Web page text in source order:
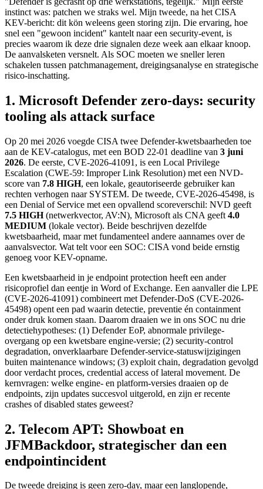
instinct was: patchen we straks wel. Mijn tweede, na het CISA
KEV-bericht: dit kön weleens geen storing zijn. Die ervaring, hoe
snel een "gewoon incident" kantelt naar een security-event, is
precies waarom ik deze drie signalen deze week aan elkaar knoop.
De aanvalsketen versnelt. Als SOC moeten we sneller leren
schakelen tussen patchmanagement, dreigingsanalyse en strategische
risico-inschatting.
1. Microsoft Defender zero-days: security
tooling als attack surface
Op 20 mei 2026 voegde CISA twee Defender-kwetsbaarheden toe
aan de KEV-catalogus, met een BOD 22-01 deadline van 3 juni
2026. De eerste, CVE-2026-41091, is een Local Privilege
Escalation (CWE-59: Improper Link Resolution) met een NVD-
score van 7.8 HIGH, een lokale, geautoriseerde gebruiker kan
rechten verhogen naar SYSTEM. De tweede, CVE-2026-45498, is
een Denial of Service met een opvallend scoreverschil: NVD geeft
7.5 HIGH(netwerkvector, AV:N), Microsoft als CNA geeft 4.0
MEDIUM (lokale vector). Beide beschrijven dezelfde
kwetsbaarheid, maar met fundamenteel andere aannames over de
aanvalsvector. Wat telt voor een SOC: CISA vond beide ernstig
genoeg voor KEV-opname.
Een kwetsbaarheid in je endpoint protection heeft een ander
risicoprofiel dan eentje in Word of Exchange. Een aanvaller die LPE
(CVE-2026-41091) combineert met Defender-DoS (CVE-2026-
45498) opent een pad waarin detectie, preventie én containment
onder druk komen staan. Daarom draaien we in ons SOC nu drie
detectiehypotheses: (1) Defender EoP, abnormale privilege-
overgang op een kwetsbare engine-versie; (2) security-control
degradation, onverklaarbare Defender-service-statuswijzigingen
buiten maintenance windows; (3) exploit chain, degradation gevolgd
door verdacht proces, credential access of lateral movement. De
kernvragen: welke engine- en platform-versies draaien op de
endpoints, zijn updates succesvol uitgerold, en zijn er recente
crashes of disabled states geweest?
2. Telecom APT: Showboat en
JFMBackdoor, strategischer dan een
endpointincident
De tweede dreiging is geen zero-day, maar een langlopende,